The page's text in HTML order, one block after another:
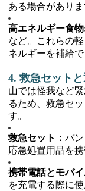
ある場合がありま
高エネルギー食
など。これらの
ネルギーを補給で
4. 救急セット
山では怪我など
るため、救急セ
す。
救急セット：バ
応急処置用品を
携帯電話とモバ
を充電する際に